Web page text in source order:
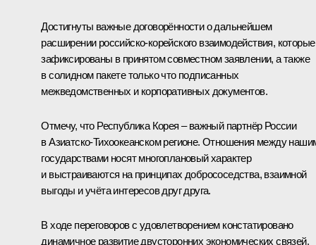
Достигнуты важные договорённости о дальнейшем
расширении российско-корейского взаимодействия, которые
зафиксированы в принятом совместном заявлении, а также
в солидном пакете только что подписанных
межведомственных и корпоративных документов.
Отмечу, что Республика Корея – важный партнёр России
в Азиатско-Тихоокеанском регионе. Отношения между
государствами носят многоплановый характер
и выстраиваются на принципах добрососедства, взаимной
выгоды и учёта интересов друг друга.
В ходе переговоров с удовлетворением констатировано
динамичное развитие двусторонних экономических связей.